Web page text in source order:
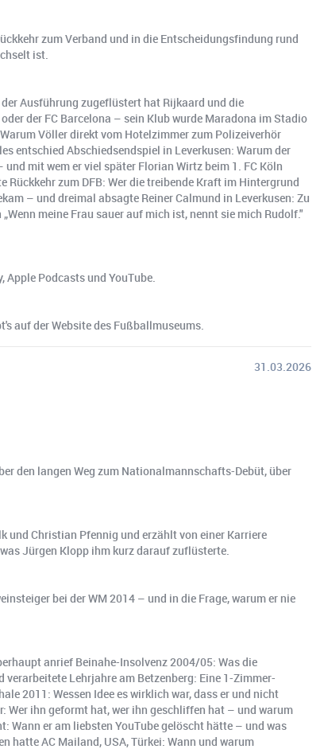
zum Verband und in die Entscheidungsfindung rund
ist.
Ausführung zugeflüstert hat Rijkaard und die
der FC Barcelona – sein Klub wurde Maradona im Stadio
Völler direkt vom Hotelzimmer zum Polizeiverhör
entschied Abschiedsendspiel in Leverkusen: Warum der
mit wem er viel später Florian Wirtz beim 1. FC Köln
zum DFB: Wer die treibende Kraft im Hintergrund
– und dreimal absagte Reiner Calmund in Leverkusen: Zu
meine Frau sauer auf mich ist, nennt sie mich Rudolf."
Podcasts und YouTube.
auf der Website des Fußballmuseums.
31.03.2026
den langen Weg zum Nationalmannschafts-Debüt, über
und Christian Pfennig und erzählt von einer Karriere
Jürgen Klopp ihm kurz darauf zuflüsterte.
bei der WM 2014 – und in die Frage, warum er nie
anrief Beinahe-Insolvenz 2004/05: Was die
Lehrjahre am Betzenberg: Eine 1-Zimmer-
2011: Wessen Idee es wirklich war, dass er und nicht
Wer ihn geformt hat, wer ihn geschliffen hat – und warum
Wann er am liebsten YouTube gelöscht hätte – und was
hatte AC Mailand, USA, Türkei: Wann und warum